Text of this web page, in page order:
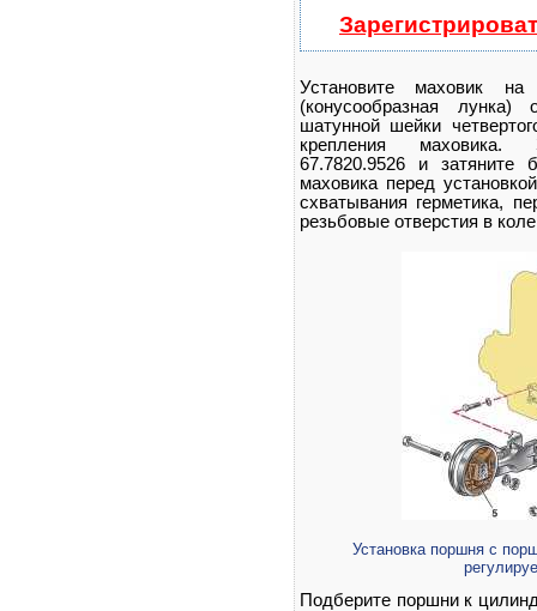
Установите маховик
(конусообразная
шатунной шейки
крепления маховика.
67.7820.9526 и затяните
маховика перед
схватывания герметика,
резьбовые отверстия в
Установка поршня с
Подберите поршни к